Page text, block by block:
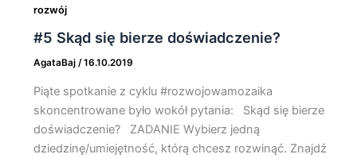
rozwój
#5 Skąd się bierze doświadczenie?
AgataBaj /16.10.2019
Piąte spotkanie z cyklu #rozwojowamozaika
skoncentrowane było wokół pytania: Skąd się bierze
doświadczenie? ZADANIE Wybierz jedną
dziedzinę/umiejętność, którą chcesz rozwinąć. Znajdź